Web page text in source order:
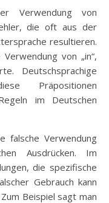
Verwendung von
die oft aus der
resultieren.
von „in“,
Deutschsprachige
Präpositionen
im Deutschen
falsche Verwendung
Ausdrücken. Im
die spezifische
Gebrauch kann
Beispiel sagt man